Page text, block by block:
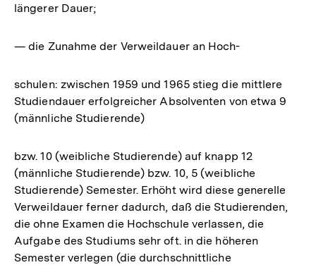
längerer Dauer;
— die Zunahme der Verweildauer an Hoch-
schulen: zwischen 1959 und 1965 stieg die mittlere
Studiendauer erfolgreicher Absolventen von etwa 9
(männliche Studierende)
bzw. 10 (weibliche Studierende) auf knapp 12
(männliche Studierende) bzw. 10, 5 (weibliche
Studierende) Semester. Erhöht wird diese generelle
Verweildauer ferner dadurch, daß die Studierenden,
die ohne Examen die Hochschule verlassen, die
Aufgabe des Studiums sehr oft. in die höheren
Semester verlegen (die durchschnittliche